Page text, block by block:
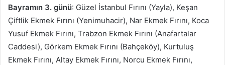
Bayramın 3. günü: Güzel İstanbul Fırını (Yayla), Keşan
Çiftlik Ekmek Fırını (Yenimuhacir), Nar Ekmek Fırını, Koca
Yusuf Ekmek Fırını, Trabzon Ekmek Fırını (Anafartalar
Caddesi), Görkem Ekmek Fırını (Bahçeköy), Kurtuluş
Ekmek Fırını, Altay Ekmek Fırını, Norcu Ekmek Fırını,